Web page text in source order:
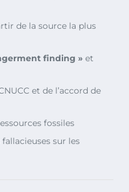
de la source la plus
finding » et
et de l’accord de
fossiles
sur les